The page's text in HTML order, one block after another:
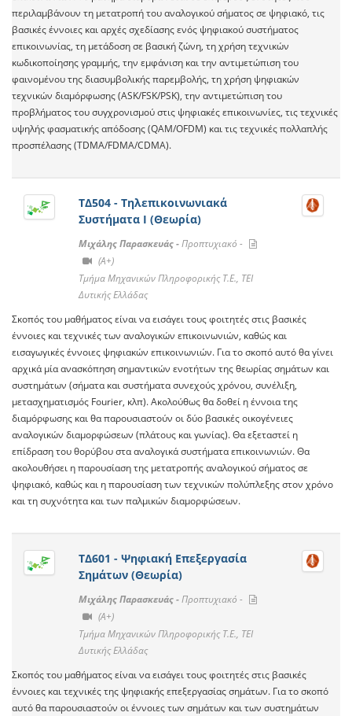
περιλαμβάνουν τη μετατροπή του αναλογικού σήματος σε ψηφιακό, τις
βασικές έννοιες και αρχές σχεδίασης ενός ψηφιακού συστήματος
επικοινωνίας, τη μετάδοση σε βασική ζώνη, τη χρήση τεχνικών
κωδικοποίησης γραμμής, την εμφάνιση και την αντιμετώπιση του
φαινομένου της διασυμβολικής παρεμβολής, τη χρήση ψηφιακών
τεχνικών διαμόρφωσης (ASK/FSK/PSK), την αντιμετώπιση του
προβλήματος του συγχρονισμού στις ψηφιακές επικοινωνίες, τις τεχνικές
υψηλής φασματικής απόδοσης (QAM/OFDM) και τις τεχνικές πολλαπλής
προσπέλασης (TDMA/FDMA/CDMA).
ΤΔ504 - Τηλεπικοινωνιακά
Συστήματα Ι (Θεωρία)
Μιχάλης Παρασκευάς -Προπτυχιακό -
(A+)
Τμήμα Μηχανικών Πληροφορικής Τ.Ε., ΤΕΙ
Δυτικής Ελλάδας
Σκοπός του μαθήματος είναι να εισάγει τους φοιτητές στις βασικές
έννοιες και τεχνικές των αναλογικών επικοινωνιών, καθώς και
εισαγωγικές έννοιες ψηφιακών επικοινωνιών. Για το σκοπό αυτό θα γίνει
αρχικά μία ανασκόπηση σημαντικών ενοτήτων της θεωρίας σημάτων και
συστημάτων (σήματα και συστήματα συνεχούς χρόνου, συνέλιξη,
μετασχηματισμός Fourier, κλπ). Ακολούθως θα δοθεί η έννοια της
διαμόρφωσης και θα παρουσιαστούν οι δύο βασικές οικογένειες
αναλογικών διαμορφώσεων (πλάτους και γωνίας). Θα εξεταστεί η
επίδραση του θορύβου στα αναλογικά συστήματα επικοινωνιών. Θα
ακολουθήσει η παρουσίαση της μετατροπής αναλογικού σήματος σε
ψηφιακό, καθώς και η παρουσίαση των τεχνικών πολύπλεξης στον χρόνο
και τη συχνότητα και των παλμικών διαμορφώσεων.
ΤΔ601 - Ψηφιακή Επεξεργασία
Σημάτων (Θεωρία)
Μιχάλης Παρασκευάς -Προπτυχιακό -
(A+)
Τμήμα Μηχανικών Πληροφορικής Τ.Ε., ΤΕΙ
Δυτικής Ελλάδας
Σκοπός του μαθήματος είναι να εισάγει τους φοιτητές στις βασικές
έννοιες και τεχνικές της ψηφιακής επεξεργασίας σημάτων. Για το σκοπό
αυτό θα παρουσιαστούν οι έννοιες των σημάτων και των συστημάτων